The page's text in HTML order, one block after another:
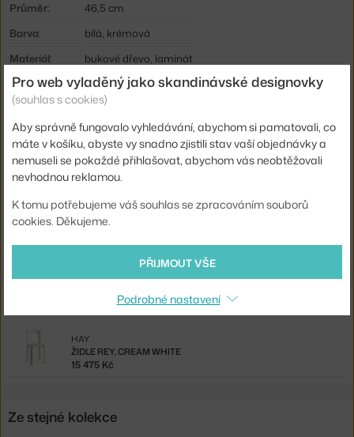
Průměr:
46,5 cm
Barva:
bílá, krémová
Materiál:
bukové dřevo, laminát
Stohovatelné: ano
Sedák:
dřevo
Podnož:
dřevo
Kód produktu HAY-AB797-E452
EAN
5710441402527
Ste zo Slovenska? Prejdite na
Související produkty
ŽIDLE REY, CREAM WHITE
HAY
15 475 Kč
Ze stejné kolekce
Pro web vyladěný jako skandinávské designovky
(souhlas s cookies)
Aby správně fungovalo vyhledávání, abychom si pamatovali, co
máte v košíku, abyste vy snadno zjistili stav vaší objednávky a
nemuseli se pokaždé přihlašovat, abychom vás neobtěžovali
nevhodnou reklamou.
K tomu potřebujeme váš souhlas se zpracováním souborů
cookies. Děkujeme.
PŘIJMOUT VŠE
Podrobné nastavení